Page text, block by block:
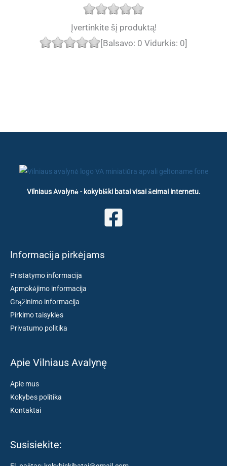
Įvertinkite šį produktą!
[Balsavo: 0 Vidurkis: 0]
Vilniaus Avalynė - kokybiški batai visai šeimai internetu.
Informacija pirkėjams
Pristatymo informacija
Apmokėjimo informacija
Grąžinimo informacija
Pirkimo taisyklės
Privatumo politika
Apie Vilniaus Avalynę
Apie mus
Kokybės politika
Kontaktai
Susisiekite: